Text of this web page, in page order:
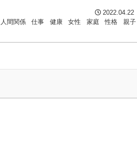
2022.04.22
人間関係 仕事 健康 女性 家庭 性格 親子